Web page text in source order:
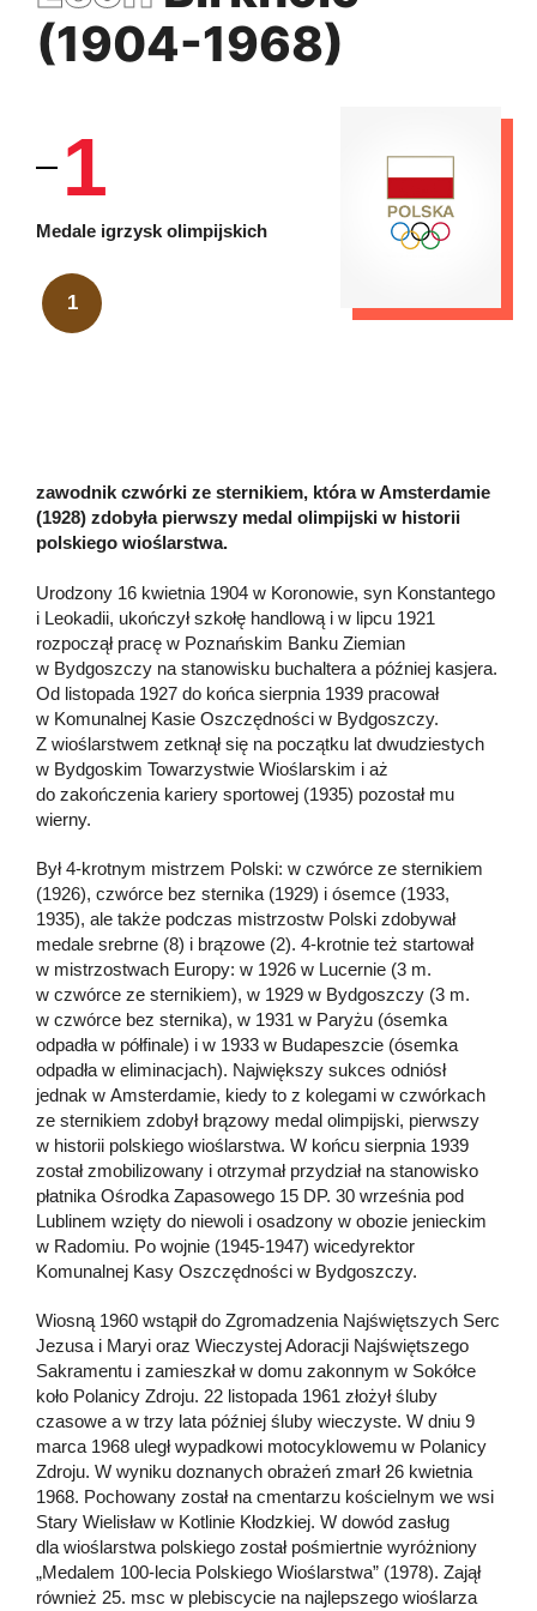
(1904-1968)
1
Medale igrzysk olimpijskich
1
zawodnik czwórki ze sternikiem, która w Amsterdamie
(1928) zdobyła pierwszy medal olimpijski w historii
polskiego wioślarstwa.
Urodzony 16 kwietnia 1904 w Koronowie, syn Konstantego
i Leokadii, ukończył szkołę handlową i w lipcu 1921
rozpoczął pracę w Poznańskim Banku Ziemian
w Bydgoszczy na stanowisku buchaltera a później kasjera.
Od listopada 1927 do końca sierpnia 1939 pracował
w Komunalnej Kasie Oszczędności w Bydgoszczy.
Z wioślarstwem zetknął się na początku lat dwudziestych
w Bydgoskim Towarzystwie Wioślarskim i aż
do zakończenia kariery sportowej (1935) pozostał mu
wierny.
Był 4-krotnym mistrzem Polski: w czwórce ze sternikiem
(1926), czwórce bez sternika (1929) i ósemce (1933,
1935), ale także podczas mistrzostw Polski zdobywał
medale srebrne (8) i brązowe (2). 4-krotnie też startował
w mistrzostwach Europy: w 1926 w Lucernie (3 m.
w czwórce ze sternikiem), w 1929 w Bydgoszczy (3 m.
w czwórce bez sternika), w 1931 w Paryżu (ósemka
odpadła w półfinale) i w 1933 w Budapeszcie (ósemka
odpadła w eliminacjach). Największy sukces odniósł
jednak w Amsterdamie, kiedy to z kolegami w czwórkach
ze sternikiem zdobył brązowy medal olimpijski, pierwszy
w historii polskiego wioślarstwa. W końcu sierpnia 1939
został zmobilizowany i otrzymał przydział na stanowisko
płatnika Ośrodka Zapasowego 15 DP. 30 września pod
Lublinem wzięty do niewoli i osadzony w obozie jenieckim
w Radomiu. Po wojnie (1945-1947) wicedyrektor
Komunalnej Kasy Oszczędności w Bydgoszczy.
Wiosną 1960 wstąpił do Zgromadzenia Najświętszych Serc
Jezusa i Maryi oraz Wieczystej Adoracji Najświętszego
Sakramentu i zamieszkał w domu zakonnym w Sokółce
koło Polanicy Zdroju. 22 listopada 1961 złożył śluby
czasowe a w trzy lata później śluby wieczyste. W dniu 9
marca 1968 uległ wypadkowi motocyklowemu w Polanicy
Zdroju. W wyniku doznanych obrażeń zmarł 26 kwietnia
1968. Pochowany został na cmentarzu kościelnym we wsi
Stary Wielisław w Kotlinie Kłodzkiej. W dowód zasług
dla wioślarstwa polskiego został pośmiertnie wyróżniony
„Medalem 100-lecia Polskiego Wioślarstwa” (1978). Zajął
również 25. msc w plebiscycie na najlepszego wioślarza